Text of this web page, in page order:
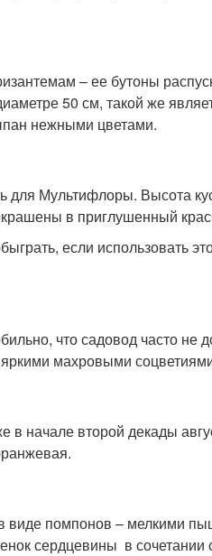
– ее бутоны
50 см, такой же
нежными цветами.
для Мультифлоры. Высота
в приглушенный
если использовать
что садовод часто не
махровыми
начале второй декады
виде помпонов – мелкими
сердцевины в